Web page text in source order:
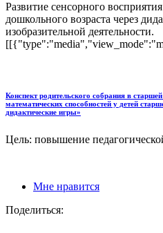
Развитие сенсорного
дошкольного возраста через
изобразительной деятельности.
Конспект родительского собрания в
математических способностей у детей
дидактические игры»
Цель: повышение
Мне нравится
Поделиться: